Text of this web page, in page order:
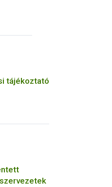
tájékoztató